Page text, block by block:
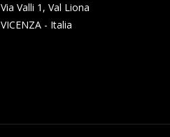
Via Valli 1, Val Liona
VICENZA - Italia